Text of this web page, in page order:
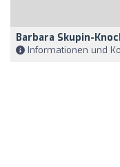
Barbara Skupin-
Informationen und